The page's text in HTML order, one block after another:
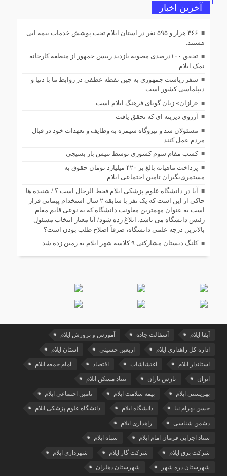
آخرین اخبار
۳۶۶ هزار و ۵۹۵ نفر در استان ایلام تحت پوشش خدمات بیمه ایی
هستند.
تحقق ۱۰۰درصدی مصوبه بازدید رییس جمهور از منطقه کارخانه
نمک ایلام
سفر ریاست جمهوری به چین نقطه عطفی در روابط ما با دنیا و
دیپلماسی کشور است
«رازان» زبان گویای فرهنگ ایلام است
آرزوی دیرینه ای که تحقق یافت
مسئولان سد و نیروگاه سیمره به وظایف و تعهدات خود در قبال
مردم عمل کنند
کسب مقام سوم کشوری توسط تنیس باز بسیجی
پرداخت ماهیانه بالغ بر ۴۲۰ میلیارد تومان حقوق به
مستمری‌بگیران تامین اجتماعی ایلام
آیا در دانشگاه علوم پزشکی ایلام قحط الرجال است ؟ / شنیده ها
حاکی از این است که یک نفر با سابقه ۲ سال استخدام پیمانی قرار
است به عنوان مهمترین معاونت دانشگاه که به نوعی قایم مقام
رئیس دانشگاه می باشد، ابلاغ زده شود/ آیا معیار انتخاب مسئول
بالاترین درجه علمی دانشگاه، صرفاً اصلاح طلب بودن است؟
کلنگ دبستان مشارکتی ۹ کلاسه شهر ایلام به زمین زده شد
آبفا ایلام آسفالت جاده آموزش و پرورش ایلام
اداره کل راهداری ایلام اربعین حسینی استان ایلام
استاندار ایلام اغتشاشات اقتصاد امام جمعه ایلام
ایران بارش باران بنیاد مسکن ایلام
بهزیستی ایلام بیمه سلامت ایلام تامین اجتماعی ایلام
حسن بهرام نیا دانشگاه ایلام دانشگاه علوم پزشکی ایلام
دشمن شناسی راهداری ایلام
ستاد اجرایی فرمان امام ایلام سپاه ایلام
شرکت برق ایلام شرکت گاز ایلام شهرداری ایلام
شهرستان دره شهر شهرستان دهلران